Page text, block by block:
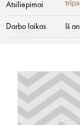
Atsiliepimai
Darbo laikas Iš